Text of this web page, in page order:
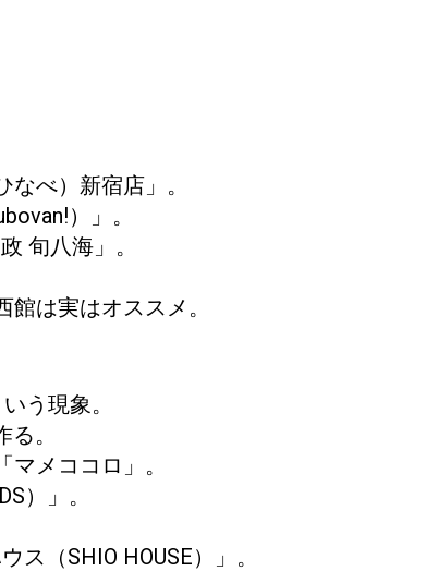
べ）新宿店」。
）」。
旬八海」。
は実はオススメ。
う現象。
。
メココロ」。
）」。
（SHIO HOUSE）」。